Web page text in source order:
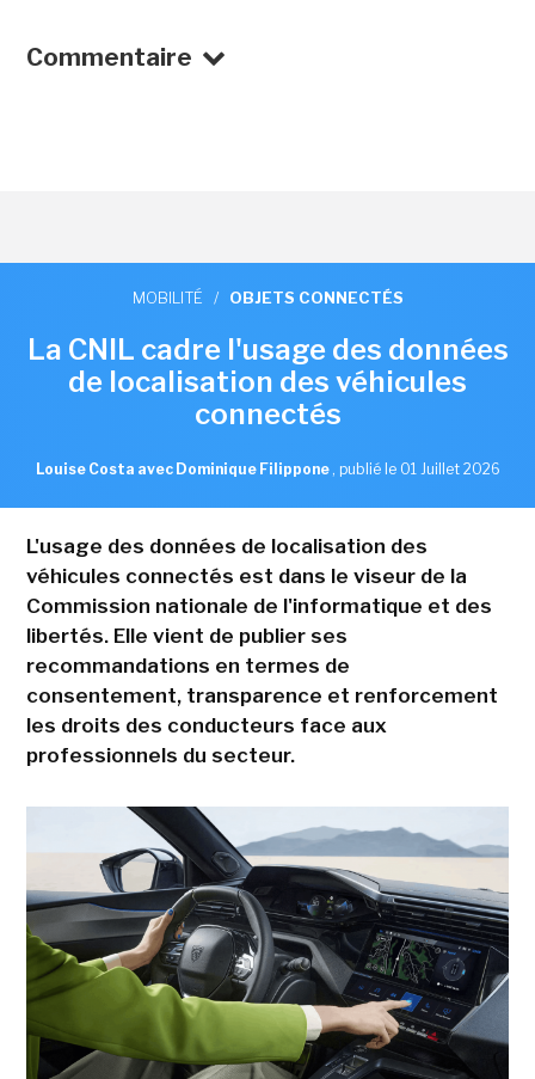
Commentaire
MOBILITÉ / OBJETS CONNECTÉS
La CNIL cadre l'usage des données
de localisation des véhicules
connectés
Louise Costa avec Dominique Filippone , publié le 01 Juillet 2026
L'usage des données de localisation des
véhicules connectés est dans le viseur de la
Commission nationale de l'informatique et des
libertés. Elle vient de publier ses
recommandations en termes de
consentement, transparence et renforcement
les droits des conducteurs face aux
professionnels du secteur.